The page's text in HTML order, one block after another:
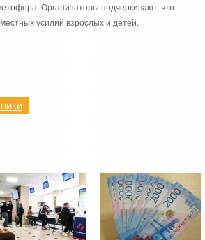
Организаторы подчеркивают, что
усилий взрослых и детей.